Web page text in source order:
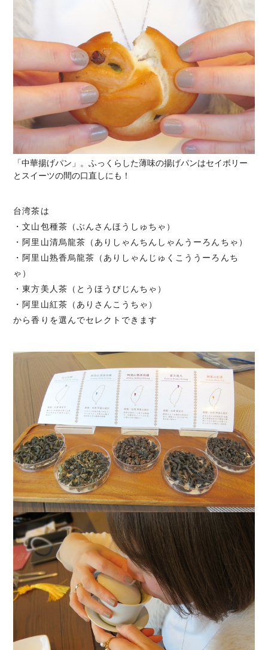
「中華揚げパン」。ふっくらした薄味の揚げパンはセイボリー
とスイーツの間の口直しにも！
台湾茶は
・文山包種茶（ぶんさんほうしゅちゃ）
・阿里山清烏龍茶（ありしゃんちんしゃんうーろんちゃ）
・阿里山熟香烏龍茶（ありしゃんじゅくこううーろんち
ゃ）
・東方美人茶（とうほうびじんちゃ）
・阿里山紅茶（ありさんこうちゃ）
から香りを選んでセレクトできます